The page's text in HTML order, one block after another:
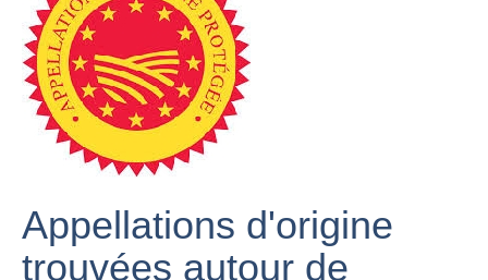
Appellations d'origine
trouvées autour de